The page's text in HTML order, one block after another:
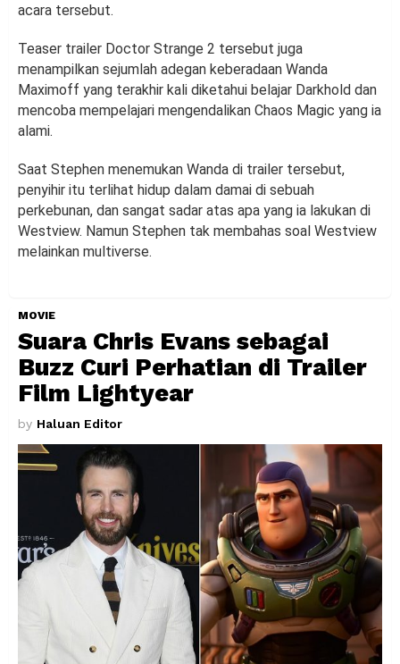
acara tersebut.
Teaser trailer Doctor Strange 2 tersebut juga
menampilkan sejumlah adegan keberadaan Wanda
Maximoff yang terakhir kali diketahui belajar Darkhold dan
mencoba mempelajari mengendalikan Chaos Magic yang ia
alami.
Saat Stephen menemukan Wanda di trailer tersebut,
penyihir itu terlihat hidup dalam damai di sebuah
perkebunan, dan sangat sadar atas apa yang ia lakukan di
Westview. Namun Stephen tak membahas soal Westview
melainkan multiverse.
MOVIE
Suara Chris Evans sebagai
Buzz Curi Perhatian di Trailer
Film Lightyear
by Haluan Editor